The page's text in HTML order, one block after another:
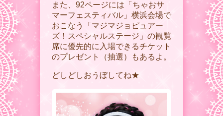
また、92ページには「ちゃおサ
マーフェスティバル」横浜会場で
おこなう「マジマジョピュアー
ズ！スペシャルステージ」の観覧
席に優先的に入場できるチケット
のプレゼント（抽選）もあるよ。
どしどしおうぼしてね★